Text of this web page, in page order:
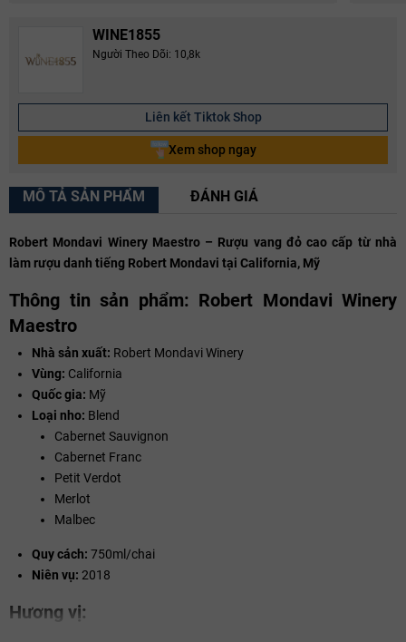
WINE1855
Người Theo Dõi: 10,8k
Liên kết Tiktok Shop
Xem shop ngay
MÔ TẢ SẢN PHẨM ĐÁNH GIÁ
Robert Mondavi Winery Maestro – Rượu vang đỏ cao cấp từ nhà
làm rượu danh tiếng Robert Mondavi tại California, Mỹ
Thông tin sản phẩm: Robert Mondavi Winery
Maestro
Nhà sản xuất: Robert Mondavi Winery
Vùng: California
Quốc gia: Mỹ
Loại nho: Blend
Cabernet Sauvignon
Cabernet Franc
Petit Verdot
Merlot
Malbec
Quy cách: 750ml/chai
Niên vụ: 2018
Hương vị: